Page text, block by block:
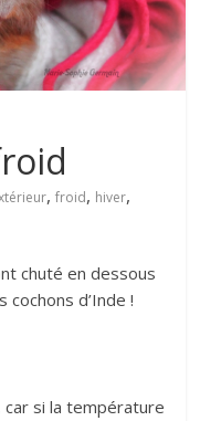
,froid, hiver,
chuté en dessous
d’Inde !
si la température